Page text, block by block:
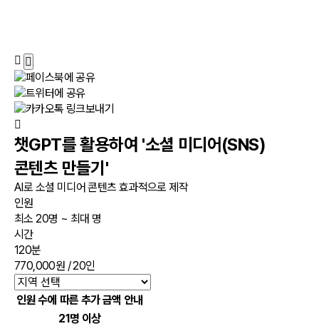
챗GPT를 활용하여 '소셜 미디어(SNS)
콘텐츠 만들기'
AI로 소셜 미디어 콘텐츠 효과적으로 제작
인원
최소 20명 ~ 최대 명
시간
120분
770,000원 / 20인
인원 수에 따른 추가 금액 안내
21명 이상